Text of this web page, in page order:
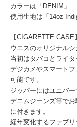
カラーは「DENIM」
使用生地は「14oz
【CIGARETTE CASE】
ウエスのオリジナルシ
当初はタバコとライ
デジカメやスマート
可能です。
ジッパーにはユニバ
デニムジーンズ等で
に付きます。
経年変化するファブリ